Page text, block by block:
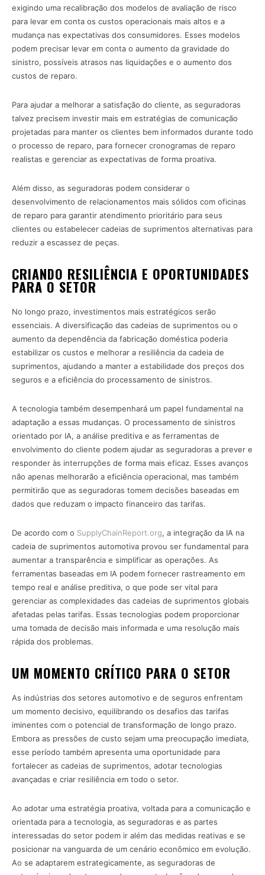
exigindo uma recalibração dos modelos de avaliação de risco
para levar em conta os custos operacionais mais altos e a
mudança nas expectativas dos consumidores. Esses modelos
podem precisar levar em conta o aumento da gravidade do
sinistro, possíveis atrasos nas liquidações e o aumento dos
custos de reparo.
Para ajudar a melhorar a satisfação do cliente, as seguradoras
talvez precisem investir mais em estratégias de comunicação
projetadas para manter os clientes bem informados durante todo
o processo de reparo, para fornecer cronogramas de reparo
realistas e gerenciar as expectativas de forma proativa.
Além disso, as seguradoras podem considerar o
desenvolvimento de relacionamentos mais sólidos com oficinas
de reparo para garantir atendimento prioritário para seus
clientes ou estabelecer cadeias de suprimentos alternativas para
reduzir a escassez de peças.
CRIANDO RESILIÊNCIA E OPORTUNIDADES
PARA O SETOR
No longo prazo, investimentos mais estratégicos serão
essenciais. A diversificação das cadeias de suprimentos ou o
aumento da dependência da fabricação doméstica poderia
estabilizar os custos e melhorar a resiliência da cadeia de
suprimentos, ajudando a manter a estabilidade dos preços dos
seguros e a eficiência do processamento de sinistros.
A tecnologia também desempenhará um papel fundamental na
adaptação a essas mudanças. O processamento de sinistros
orientado por IA, a análise preditiva e as ferramentas de
envolvimento do cliente podem ajudar as seguradoras a prever e
responder às interrupções de forma mais eficaz. Esses avanços
não apenas melhorarão a eficiência operacional, mas também
permitirão que as seguradoras tomem decisões baseadas em
dados que reduzam o impacto financeiro das tarifas.
De acordo com o SupplyChainReport.org, a integração da IA na
cadeia de suprimentos automotiva provou ser fundamental para
aumentar a transparência e simplificar as operações. As
ferramentas baseadas em IA podem fornecer rastreamento em
tempo real e análise preditiva, o que pode ser vital para
gerenciar as complexidades das cadeias de suprimentos globais
afetadas pelas tarifas. Essas tecnologias podem proporcionar
uma tomada de decisão mais informada e uma resolução mais
rápida dos problemas.
UM MOMENTO CRÍTICO PARA O SETOR
As indústrias dos setores automotivo e de seguros enfrentam
um momento decisivo, equilibrando os desafios das tarifas
iminentes com o potencial de transformação de longo prazo.
Embora as pressões de custo sejam uma preocupação imediata,
esse período também apresenta uma oportunidade para
fortalecer as cadeias de suprimentos, adotar tecnologias
avançadas e criar resiliência em todo o setor.
Ao adotar uma estratégia proativa, voltada para a comunicação e
orientada para a tecnologia, as seguradoras e as partes
interessadas do setor podem ir além das medidas reativas e se
posicionar na vanguarda de um cenário econômico em evolução.
Ao se adaptarem estrategicamente, as seguradoras de